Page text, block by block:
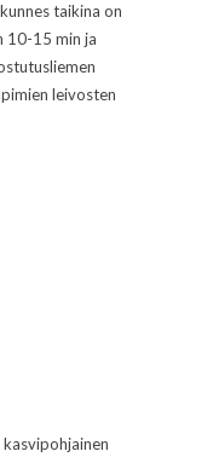
taikina on
10-15 min ja
leivosten